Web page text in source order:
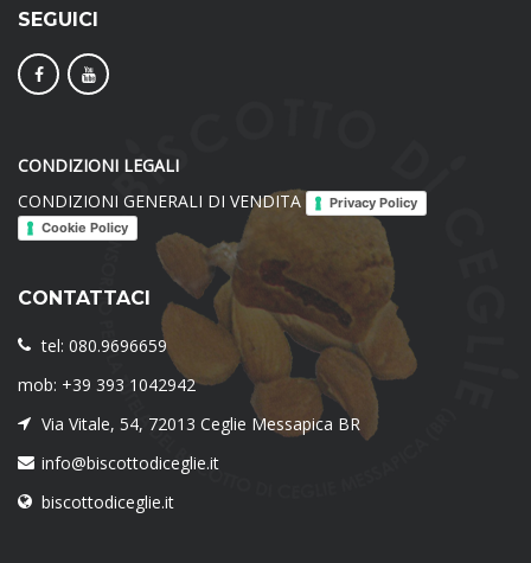
SEGUICI
CONDIZIONI LEGALI
CONDIZIONI GENERALI DI VENDITA
Privacy Policy
Cookie Policy
CONTATTACI
tel: 080.9696659
mob: +39 393 1042942
Via Vitale, 54, 72013 Ceglie Messapica BR
info@biscottodiceglie.it
biscottodiceglie.it